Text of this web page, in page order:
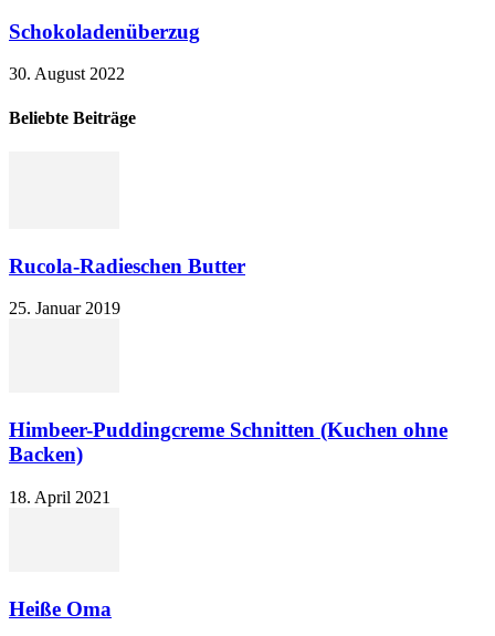
Schokoladenüberzug
30. August 2022
Beliebte Beiträge
Rucola-Radieschen Butter
25. Januar 2019
Himbeer-Puddingcreme Schnitten (Kuchen ohne
Backen)
18. April 2021
Heiße Oma